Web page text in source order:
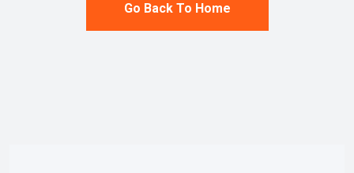
Go Back To Home